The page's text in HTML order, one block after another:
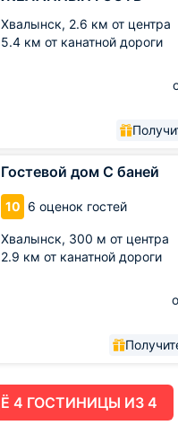
Хвалынск, 2.6 км от центра
5.4 км от канатной дороги
Гостевой дом С баней
10 6 оценок гостей
Хвалынск, 300 м от центра
2.9 км от канатной дороги
ЕЩË 4 ГОСТИНИЦЫ ИЗ 4